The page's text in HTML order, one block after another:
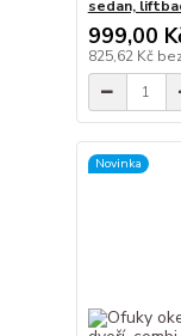
sedan,
999,00
825,62 Kč
Novinka